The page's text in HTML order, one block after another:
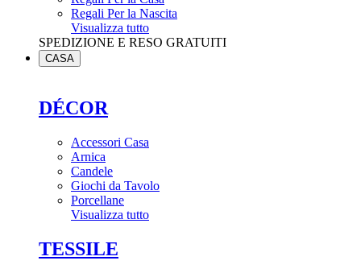
Regali Per la Nascita
Visualizza tutto
SPEDIZIONE E RESO GRATUITI
CASA
DÉCOR
Accessori Casa
Arnica
Candele
Giochi da Tavolo
Porcellane
Visualizza tutto
TESSILE